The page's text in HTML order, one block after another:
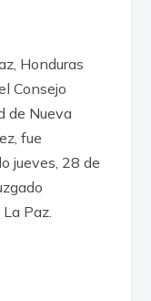
Honduras
Consejo
de Nueva
fue
jueves, 28 de
Paz.